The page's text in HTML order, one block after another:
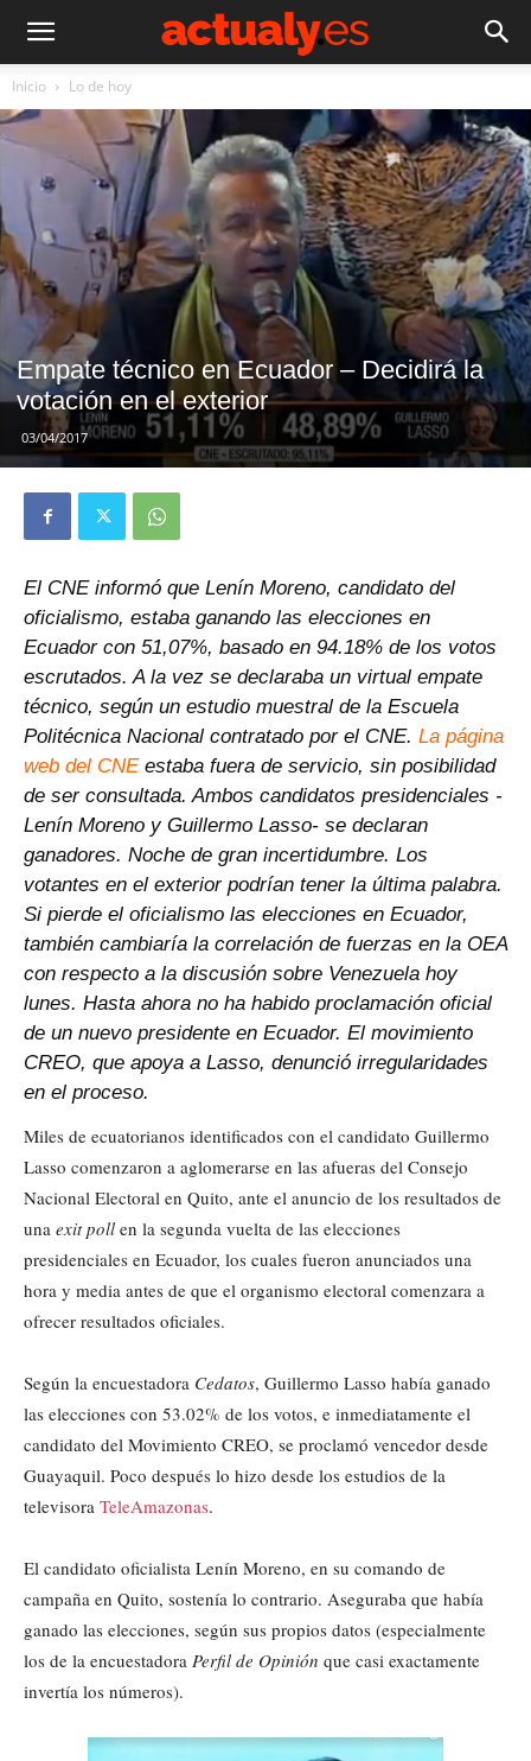
Inicio Lo de hoy
Empate técnico en Ecuador – Decidirá la
votación en el exterior
03/04/2017
El CNE informó que Lenín Moreno, candidato del
oficialismo, estaba ganando las elecciones en
Ecuador con 51,07%, basado en 94.18% de los votos
escrutados. A la vez se declaraba un virtual empate
técnico, según un estudio muestral de la Escuela
Politécnica Nacional contratado por el CNE. La página
web del CNEestaba fuera de servicio, sin posibilidad
de ser consultada. Ambos candidatos presidenciales -
Lenín Moreno y Guillermo Lasso- se declaran
ganadores. Noche de gran incertidumbre. Los
votantes en el exterior podrían tener la última palabra.
Si pierde el oficialismo las elecciones en Ecuador,
también cambiaría la correlación de fuerzas en la OEA
con respecto a la discusión sobre Venezuela hoy
lunes. Hasta ahora no ha habido proclamación oficial
de un nuevo presidente en Ecuador. El movimiento
CREO, que apoya a Lasso, denunció irregularidades
en el proceso.
Miles de ecuatorianos identificados con el candidato Guillermo
Lasso comenzaron a aglomerarse en las afueras del Consejo
Nacional Electoral en Quito, ante el anuncio de los resultados de
una exit poll en la segunda vuelta de las elecciones
presidenciales en Ecuador, los cuales fueron anunciados una
hora y media antes de que el organismo electoral comenzara a
ofrecer resultados oficiales.
Según la encuestadora Cedatos, Guillermo Lasso había ganado
las elecciones con 53.02% de los votos, e inmediatamente el
candidato del Movimiento CREO, se proclamó vencedor desde
Guayaquil. Poco después lo hizo desde los estudios de la
televisora TeleAmazonas.
El candidato oficialista Lenín Moreno, en su comando de
campaña en Quito, sostenía lo contrario. Aseguraba que había
ganado las elecciones, según sus propios datos (especialmente
los de la encuestadora Perfil de Opinión que casi exactamente
invertía los números).